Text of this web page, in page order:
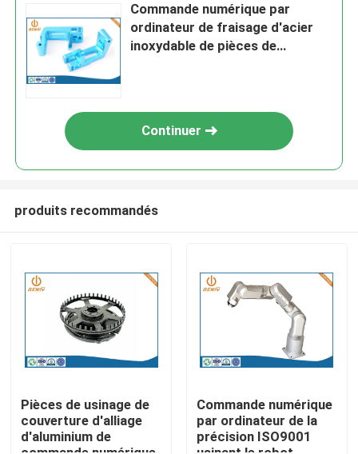
Produits
A propos de nous
Commande numérique par
ordinateur de fraisage d'acier
inoxydable de pièces de
Continuer
produits recommandés
Pièces de usinage de
couverture d'alliage
d'aluminium de
Commande numérique
par ordinateur de la
précision ISO9001